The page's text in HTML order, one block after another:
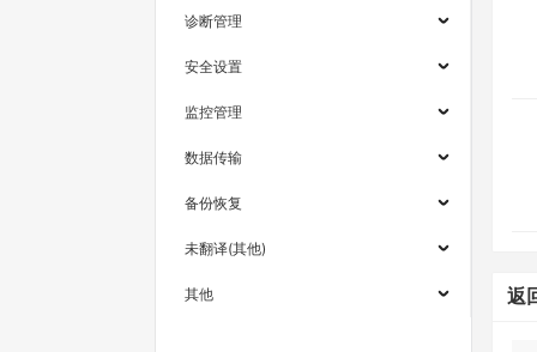
诊断管理
安全设置
监控管理
数据传输
备份恢复
未翻译(其他)
其他 返